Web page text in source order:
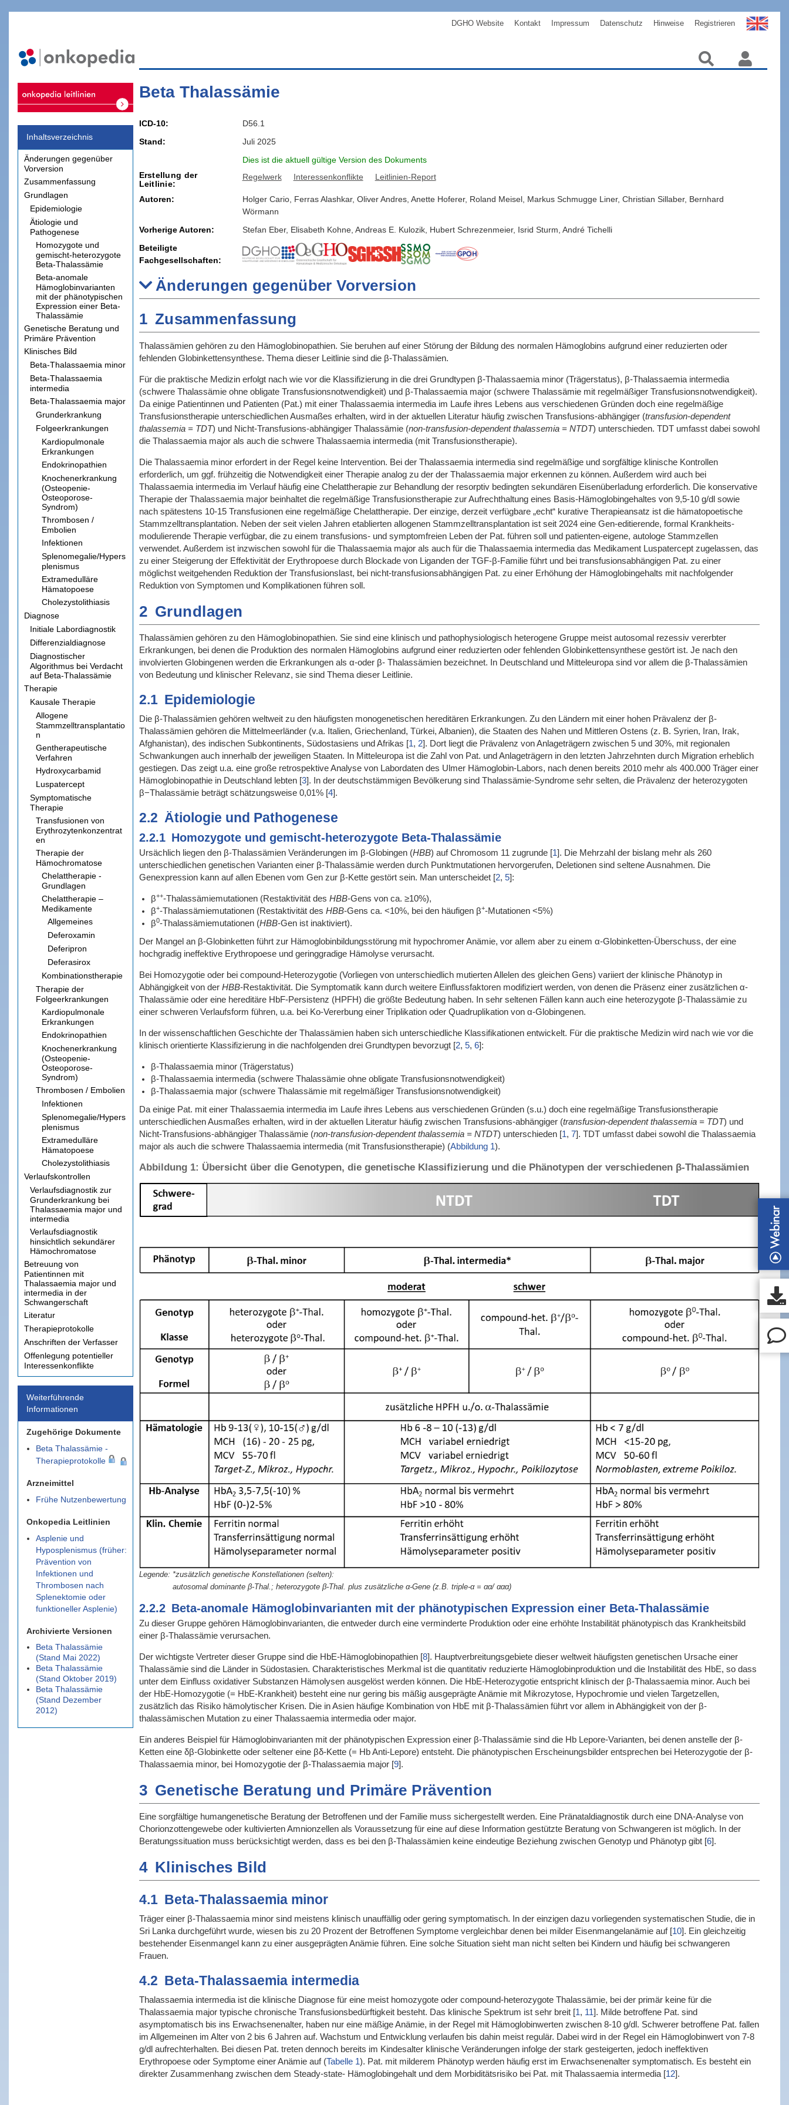
DGHO Website Kontakt Impressum Datenschutz Hinweise Registrieren
Inhaltsverzeichnis
Änderungen gegenüber
Vorversion
Zusammenfassung
Grundlagen
Epidemiologie
Ätiologie und
Pathogenese
Homozygote und
gemischt-heterozygote
Beta-Thalassämie
Beta-anomale
Hämoglobinvarianten
mit der phänotypischen
Expression einer Beta-
Thalassämie
Genetische Beratung und
Primäre Prävention
Klinisches Bild
Beta-Thalassaemia minor
Beta-Thalassaemia
intermedia
Beta-Thalassaemia major
Grunderkrankung
Folgeerkrankungen
Kardiopulmonale
Erkrankungen
Endokrinopathien
Knochenerkrankung
(Osteopenie-
Osteoporose-
Syndrom)
Thrombosen /
Embolien
Infektionen
Splenomegalie/Hypers
plenismus
Extramedulläre
Hämatopoese
Cholezystolithiasis
Diagnose
Initiale Labordiagnostik
Differenzialdiagnose
Diagnostischer
Algorithmus bei Verdacht
auf Beta-Thalassämie
Therapie
Kausale Therapie
Allogene
Stammzelltransplantatio
n
Gentherapeutische
Verfahren
Hydroxycarbamid
Luspatercept
Symptomatische
Therapie
Transfusionen von
Erythrozytenkonzentrat
en
Therapie der
Hämochromatose
Chelattherapie -
Grundlagen
Chelattherapie –
Medikamente
Allgemeines
Deferoxamin
Deferipron
Deferasirox
Kombinationstherapie
Therapie der
Folgeerkrankungen
Kardiopulmonale
Erkrankungen
Endokrinopathien
Knochenerkrankung
(Osteopenie-
Osteoporose-
Syndrom)
Thrombosen / Embolien
Infektionen
Splenomegalie/Hypers
plenismus
Extramedulläre
Hämatopoese
Cholezystolithiasis
Verlaufskontrollen
Verlaufsdiagnostik zur
Grunderkrankung bei
Thalassaemia major und
intermedia
Verlaufsdiagnostik
hinsichtlich sekundärer
Hämochromatose
Betreuung von
Patientinnen mit
Thalassaemia major und
intermedia in der
Schwangerschaft
Literatur
Therapieprotokolle
Anschriften der Verfasser
Offenlegung potentieller
Interessenkonflikte
Weiterführende
Informationen
Zugehörige Dokumente
Beta Thalassämie -
Therapieprotokolle
Arzneimittel
Frühe Nutzenbewertung
Onkopedia Leitlinien
Asplenie und
Hyposplenismus (früher:
Prävention von
Infektionen und
Thrombosen nach
Splenektomie oder
funktioneller Asplenie)
Archivierte Versionen
Beta Thalassämie
(Stand Mai 2022)
Beta Thalassämie
(Stand Oktober 2019)
Beta Thalassämie
(Stand Dezember
2012)
Beta Thalassämie
ICD-10
D56.1
Stand
Juli 2025
Dies ist die aktuell gültige Version des Dokuments
Erstellung der
Leitlinie
Regelwerk Interessenkonflikte Leitlinien-Report
Autoren: Holger Cario, Ferras Alashkar, Oliver Andres, Anette Hoferer, Roland Meisel, Markus Schmugge Liner, Christian Sillaber, Bernhard
Wörmann
Vorherige Autoren:
Stefan Eber, Elisabeth Kohne, Andreas E. Kulozik, Hubert Schrezenmeier, Isrid Sturm, André Tichelli
Beteiligte
Fachgesellschaften
Änderungen gegenüber Vorversion
1 Zusammenfassung
Thalassämien gehören zu den Hämoglobinopathien. Sie beruhen auf einer Störung der Bildung des normalen Hämoglobins aufgrund einer reduzierten oder
fehlenden Globinkettensynthese. Thema dieser Leitlinie sind die β-Thalassämien.
Für die praktische Medizin erfolgt nach wie vor die Klassifizierung in die drei Grundtypen β-Thalassaemia minor (Trägerstatus), β-Thalassaemia intermedia
(schwere Thalassämie ohne obligate Transfusionsnotwendigkeit) und β-Thalassaemia major (schwere Thalassämie mit regelmäßiger Transfusionsnotwendigkeit).
Da einige Patientinnen und Patienten (Pat.) mit einer Thalassaemia intermedia im Laufe ihres Lebens aus verschiedenen Gründen doch eine regelmäßige
Transfusionstherapie unterschiedlichen Ausmaßes erhalten, wird in der aktuellen Literatur häufig zwischen Transfusions-abhängiger (transfusion-dependent
thalassemia = TDT) und Nicht-Transfusions-abhängiger Thalassämie (non-transfusion-dependent thalassemia = NTDT) unterschieden. TDT umfasst dabei sowohl
die Thalassaemia major als auch die schwere Thalassaemia intermedia (mit Transfusionstherapie).
Die Thalassaemia minor erfordert in der Regel keine Intervention. Bei der Thalassaemia intermedia sind regelmäßige und sorgfältige klinische Kontrollen
erforderlich, um ggf. frühzeitig die Notwendigkeit einer Therapie analog zu der der Thalassaemia major erkennen zu können. Außerdem wird auch bei
Thalassaemia intermedia im Verlauf häufig eine Chelattherapie zur Behandlung der resorptiv bedingten sekundären Eisenüberladung erforderlich. Die konservative
Therapie der Thalassaemia major beinhaltet die regelmäßige Transfusionstherapie zur Aufrechthaltung eines Basis-Hämoglobingehaltes von 9,5-10 g/dl sowie
nach spätestens 10-15 Transfusionen eine regelmäßige Chelattherapie. Der einzige, derzeit verfügbare „echt“ kurative Therapieansatz ist die hämatopoetische
Stammzelltransplantation. Neben der seit vielen Jahren etablierten allogenen Stammzelltransplantation ist seit 2024 eine Gen-editierende, formal Krankheits-
modulierende Therapie verfügbar, die zu einem transfusions- und symptomfreien Leben der Pat. führen soll und patienten-eigene, autologe Stammzellen
verwendet. Außerdem ist inzwischen sowohl für die Thalassaemia major als auch für die Thalassaemia intermedia das Medikament Luspatercept zugelassen, das
zu einer Steigerung der Effektivität der Erythropoese durch Blockade von Liganden der TGF-β-Familie führt und bei transfusionsabhängigen Pat. zu einer
möglichst weitgehenden Reduktion der Transfusionslast, bei nicht-transfusionsabhängigen Pat. zu einer Erhöhung der Hämoglobingehalts mit nachfolgender
Reduktion von Symptomen und Komplikationen führen soll.
2 Grundlagen
Thalassämien gehören zu den Hämoglobinopathien. Sie sind eine klinisch und pathophysiologisch heterogene Gruppe meist autosomal rezessiv vererbter
Erkrankungen, bei denen die Produktion des normalen Hämoglobins aufgrund einer reduzierten oder fehlenden Globinkettensynthese gestört ist. Je nach den
involvierten Globingenen werden die Erkrankungen als α-oder β- Thalassämien bezeichnet. In Deutschland und Mitteleuropa sind vor allem die β-Thalassämien
von Bedeutung und klinischer Relevanz, sie sind Thema dieser Leitlinie.
2.1 Epidemiologie
Die β-Thalassämien gehören weltweit zu den häufigsten monogenetischen hereditären Erkrankungen. Zu den Ländern mit einer hohen Prävalenz der β-
Thalassämien gehören die Mittelmeerländer (v.a. Italien, Griechenland, Türkei, Albanien), die Staaten des Nahen und Mittleren Ostens (z. B. Syrien, Iran, Irak,
Afghanistan), des indischen Subkontinents, Südostasiens und Afrikas [1, 2]. Dort liegt die Prävalenz von Anlageträgern zwischen 5 und 30%, mit regionalen
Schwankungen auch innerhalb der jeweiligen Staaten. In Mitteleuropa ist die Zahl von Pat. und Anlageträgern in den letzten Jahrzehnten durch Migration erheblich
gestiegen. Das zeigt u.a. eine große retrospektive Analyse von Labordaten des Ulmer Hämoglobin-Labors, nach denen bereits 2010 mehr als 400.000 Träger einer
Hämoglobinopathie in Deutschland lebten [3]. In der deutschstämmigen Bevölkerung sind Thalassämie-Syndrome sehr selten, die Prävalenz der heterozygoten
β−Thalassämie beträgt schätzungsweise 0,01% [4].
2.2 Ätiologie und Pathogenese
2.2.1 Homozygote und gemischt-heterozygote Beta-Thalassämie
Ursächlich liegen den β-Thalassämien Veränderungen im β-Globingen (HBB) auf Chromosom 11 zugrunde [1]. Die Mehrzahl der bislang mehr als 260
unterschiedlichen genetischen Varianten einer β-Thalassämie werden durch Punktmutationen hervorgerufen, Deletionen sind seltene Ausnahmen. Die
Genexpression kann auf allen Ebenen vom Gen zur β-Kette gestört sein. Man unterscheidet [2, 5]:
β++-Thalassämiemutationen (Restaktivität des HBB-Gens von ca. ≥10%),
β+-Thalassämiemutationen (Restaktivität des HBB-Gens ca. <10%, bei den häufigen β+-Mutationen <5%)
β0-Thalassämiemutationen (HBB-Gen ist inaktiviert).
Der Mangel an β-Globinketten führt zur Hämoglobinbildungsstörung mit hypochromer Anämie, vor allem aber zu einem α-Globinketten-Überschuss, der eine
hochgradig ineffektive Erythropoese und geringgradige Hämolyse verursacht.
Bei Homozygotie oder bei compound-Heterozygotie (Vorliegen von unterschiedlich mutierten Allelen des gleichen Gens) variiert der klinische Phänotyp in
Abhängigkeit von der HBB-Restaktivität. Die Symptomatik kann durch weitere Einflussfaktoren modifiziert werden, von denen die Präsenz einer zusätzlichen α-
Thalassämie oder eine hereditäre HbF-Persistenz (HPFH) die größte Bedeutung haben. In sehr seltenen Fällen kann auch eine heterozygote β-Thalassämie zu
einer schweren Verlaufsform führen, u.a. bei Ko-Vererbung einer Triplikation oder Quadruplikation von α-Globingenen.
In der wissenschaftlichen Geschichte der Thalassämien haben sich unterschiedliche Klassifikationen entwickelt. Für die praktische Medizin wird nach wie vor die
klinisch orientierte Klassifizierung in die nachfolgenden drei Grundtypen bevorzugt [2, 5, 6]:
β-Thalassaemia minor (Trägerstatus)
β-Thalassaemia intermedia (schwere Thalassämie ohne obligate Transfusionsnotwendigkeit)
β-Thalassaemia major (schwere Thalassämie mit regelmäßiger Transfusionsnotwendigkeit)
Da einige Pat. mit einer Thalassaemia intermedia im Laufe ihres Lebens aus verschiedenen Gründen (s.u.) doch eine regelmäßige Transfusionstherapie
unterschiedlichen Ausmaßes erhalten, wird in der aktuellen Literatur häufig zwischen Transfusions-abhängiger (transfusion-dependent thalassemia = TDT) und
Nicht-Transfusions-abhängiger Thalassämie (non-transfusion-dependent thalassemia = NTDT) unterschieden [1, 7]. TDT umfasst dabei sowohl die Thalassaemia
major als auch die schwere Thalassaemia intermedia (mit Transfusionstherapie) (Abbildung 1).
Abbildung 1: Übersicht über die Genotypen, die genetische Klassifizierung und die Phänotypen der verschiedenen β-Thalassämien
*zusätzlich genetische Konstellationen (selten):
autosomal dominante β-Thal.; heterozygote β-Thal. plus zusätzliche α-Gene (z.B. triple-α = αα/ ααα)
2.2.2 Beta-anomale Hämoglobinvarianten mit der phänotypischen Expression einer Beta-Thalassämie
Zu dieser Gruppe gehören Hämoglobinvarianten, die entweder durch eine verminderte Produktion oder eine erhöhte Instabilität phänotypisch das Krankheitsbild
einer β-Thalassämie verursachen.
Der wichtigste Vertreter dieser Gruppe sind die HbE-Hämoglobinopathien [8]. Hauptverbreitungsgebiete dieser weltweit häufigsten genetischen Ursache einer
Thalassämie sind die Länder in Südostasien. Charakteristisches Merkmal ist die quantitativ reduzierte Hämoglobinproduktion und die Instabilität des HbE, so dass
unter dem Einfluss oxidativer Substanzen Hämolysen ausgelöst werden können. Die HbE-Heterozygotie entspricht klinisch der β-Thalassaemia minor. Auch bei
der HbE-Homozygotie (= HbE-Krankheit) besteht eine nur gering bis mäßig ausgeprägte Anämie mit Mikrozytose, Hypochromie und vielen Targetzellen,
zusätzlich das Risiko hämolytischer Krisen. Die in Asien häufige Kombination von HbE mit β-Thalassämien führt vor allem in Abhängigkeit von der β-
thalassämischen Mutation zu einer Thalassaemia intermedia oder major.
Ein anderes Beispiel für Hämoglobinvarianten mit der phänotypischen Expression einer β-Thalassämie sind die Hb Lepore-Varianten, bei denen anstelle der β-
Ketten eine δβ-Globinkette oder seltener eine βδ-Kette (= Hb Anti-Lepore) entsteht. Die phänotypischen Erscheinungsbilder entsprechen bei Heterozygotie der β-
Thalassaemia minor, bei Homozygotie der β-Thalassaemia major [9].
3 Genetische Beratung und Primäre Prävention
Eine sorgfältige humangenetische Beratung der Betroffenen und der Familie muss sichergestellt werden. Eine Pränataldiagnostik durch eine DNA-Analyse von
Chorionzottengewebe oder kultivierten Amnionzellen als Voraussetzung für eine auf diese Information gestützte Beratung von Schwangeren ist möglich. In der
Beratungssituation muss berücksichtigt werden, dass es bei den β-Thalassämien keine eindeutige Beziehung zwischen Genotyp und Phänotyp gibt [6].
4 Klinisches Bild
4.1 Beta-Thalassaemia minor
Träger einer β-Thalassaemia minor sind meistens klinisch unauffällig oder gering symptomatisch. In der einzigen dazu vorliegenden systematischen Studie, die in
Sri Lanka durchgeführt wurde, wiesen bis zu 20 Prozent der Betroffenen Symptome vergleichbar denen bei milder Eisenmangelanämie auf [10]. Ein gleichzeitig
bestehender Eisenmangel kann zu einer ausgeprägten Anämie führen. Eine solche Situation sieht man nicht selten bei Kindern und häufig bei schwangeren
Frauen.
4.2 Beta-Thalassaemia intermedia
Thalassaemia intermedia ist die klinische Diagnose für eine meist homozygote oder compound-heterozygote Thalassämie, bei der primär keine für die
Thalassaemia major typische chronische Transfusionsbedürftigkeit besteht. Das klinische Spektrum ist sehr breit [1, 11]. Milde betroffene Pat. sind
asymptomatisch bis ins Erwachsenenalter, haben nur eine mäßige Anämie, in der Regel mit Hämoglobinwerten zwischen 8-10 g/dl. Schwerer betroffene Pat. fallen
im Allgemeinen im Alter von 2 bis 6 Jahren auf. Wachstum und Entwicklung verlaufen bis dahin meist regulär. Dabei wird in der Regel ein Hämoglobinwert von 7-8
g/dl aufrechterhalten. Bei diesen Pat. treten dennoch bereits im Kindesalter klinische Veränderungen infolge der stark gesteigerten, jedoch ineffektiven
Erythropoese oder Symptome einer Anämie auf (Tabelle 1). Pat. mit milderem Phänotyp werden häufig erst im Erwachsenenalter symptomatisch. Es besteht ein
direkter Zusammenhang zwischen dem Steady-state- Hämoglobingehalt und dem Morbiditätsrisiko bei Pat. mit Thalassaemia intermedia [12].